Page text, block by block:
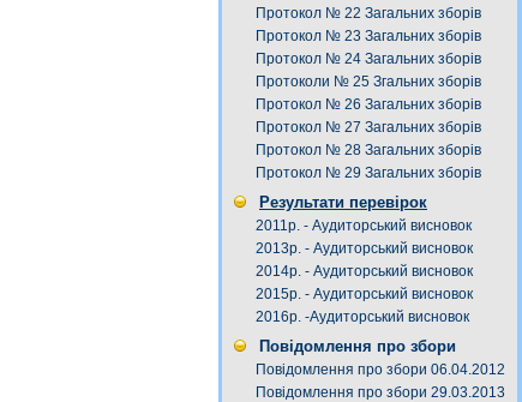
Протокол № 22 Загальних зборів
Протокол № 23 Загальних зборів
Протокол № 24 Загальних зборів
Протоколи № 25 Згальних зборів
Протокол № 26 Загальних зборів
Протокол № 27 Загальних зборів
Протокол № 28 Загальних зборів
Протокол № 29 Загальних зборів
Результати перевірок
2011р. - Аудиторський висновок
2013р. - Аудиторський висновок
2014р. - Аудиторський висновок
2015р. - Аудиторський висновок
2016р. -Аудиторський висновок
Повідомлення про збори
Повідомлення про збори 06.04.2012
Повідомлення про збори 29.03.2013